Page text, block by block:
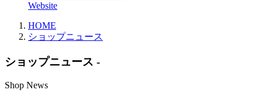
Website
HOME
ショップニュース
ショップニュース -
Shop News